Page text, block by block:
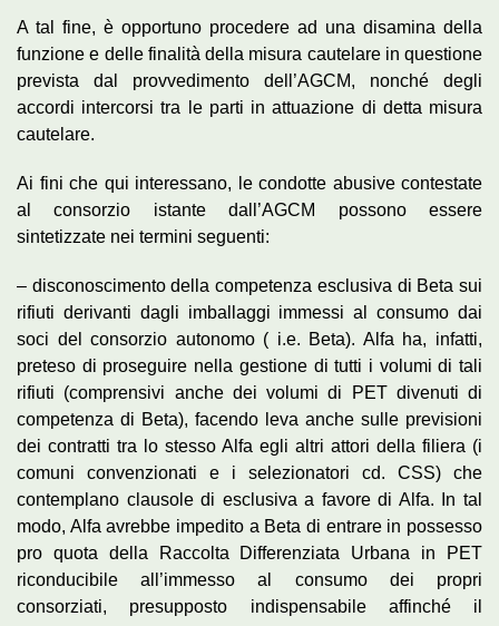
A tal fine, è opportuno procedere ad una disamina della
funzione e delle finalità della misura cautelare in questione
prevista dal provvedimento dell’AGCM, nonché degli
accordi intercorsi tra le parti in attuazione di detta misura
cautelare.
Ai fini che qui interessano, le condotte abusive contestate
al consorzio istante dall’AGCM possono essere
sintetizzate nei termini seguenti:
– disconoscimento della competenza esclusiva di Beta sui
rifiuti derivanti dagli imballaggi immessi al consumo dai
soci del consorzio autonomo ( i.e. Beta). Alfa ha, infatti,
preteso di proseguire nella gestione di tutti i volumi di tali
rifiuti (comprensivi anche dei volumi di PET divenuti di
competenza di Beta), facendo leva anche sulle previsioni
dei contratti tra lo stesso Alfa egli altri attori della filiera (i
comuni convenzionati e i selezionatori cd. CSS) che
contemplano clausole di esclusiva a favore di Alfa. In tal
modo, Alfa avrebbe impedito a Beta di entrare in possesso
pro quota della Raccolta Differenziata Urbana in PET
riconducibile all’immesso al consumo dei propri
consorziati, presupposto indispensabile affinché il